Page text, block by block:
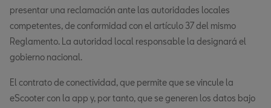
presentar una reclamación ante las autoridades locales
competentes, de conformidad con el artículo 37 del mismo
Reglamento. La autoridad local responsable la designará el
gobierno nacional.
El contrato de conectividad, que permite que se vincule la
eScooter con la app y, por tanto, que se generen los datos bajo